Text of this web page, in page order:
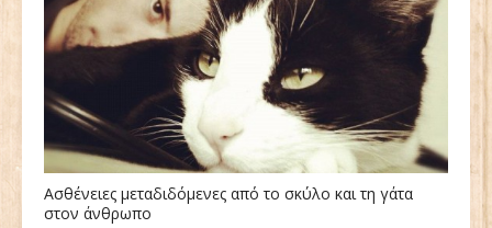
Ασθένειες μεταδιδόμενες από το σκύλο και τη γάτα
στον άνθρωπο